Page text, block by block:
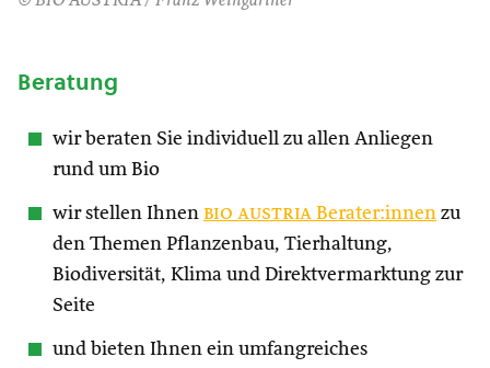
Beratung
wir beraten Sie individuell zu allen Anliegen
rund um Bio
wir stellen Ihnen bio austria Berater:innen zu
den Themen Pflanzenbau, Tierhaltung,
Biodiversität, Klima und Direktvermarktung zur
Seite
und bieten Ihnen ein umfangreiches